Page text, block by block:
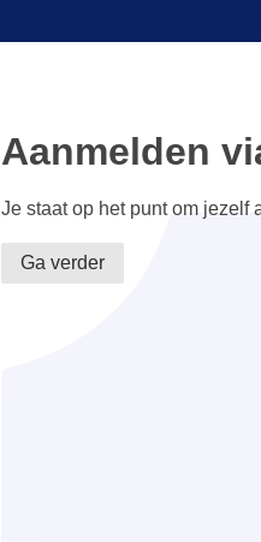
Aanmelden
Je staat op het punt om jezelf
Ga verder